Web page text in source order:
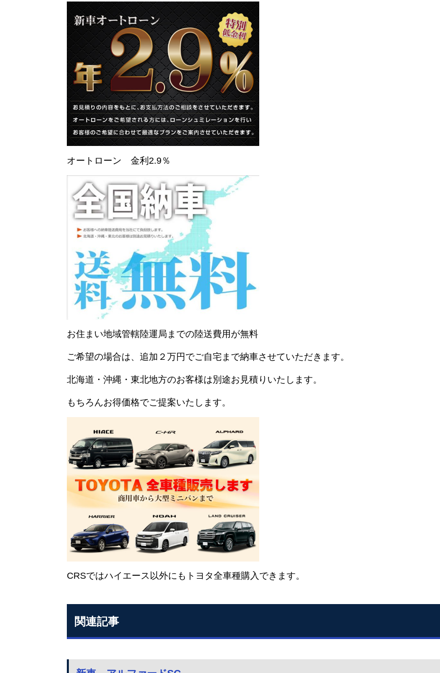
オートローン 金利2.9％
お住まい地域管轄陸運局までの陸送費用が無料
ご希望の場合は、追加２万円でご自宅まで納車させていただきます。
北海道・沖縄・東北地方のお客様は別途お見積りいたします。
もちろんお得価格でご提案いたします。
CRSではハイエース以外にもトヨタ全車種購入できます。
関連記事